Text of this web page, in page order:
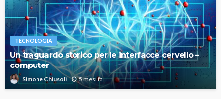
TECNOLOGIA
Un traguardo storico per le interfacce cervello –
computer
Simone Chiusoli 5 mesi fa